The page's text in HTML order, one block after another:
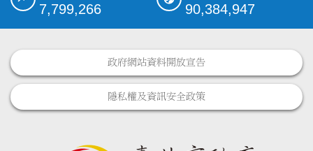
7,799,266 90,384,947
政府網站資料開放宣告
隱私權及資訊安全政策